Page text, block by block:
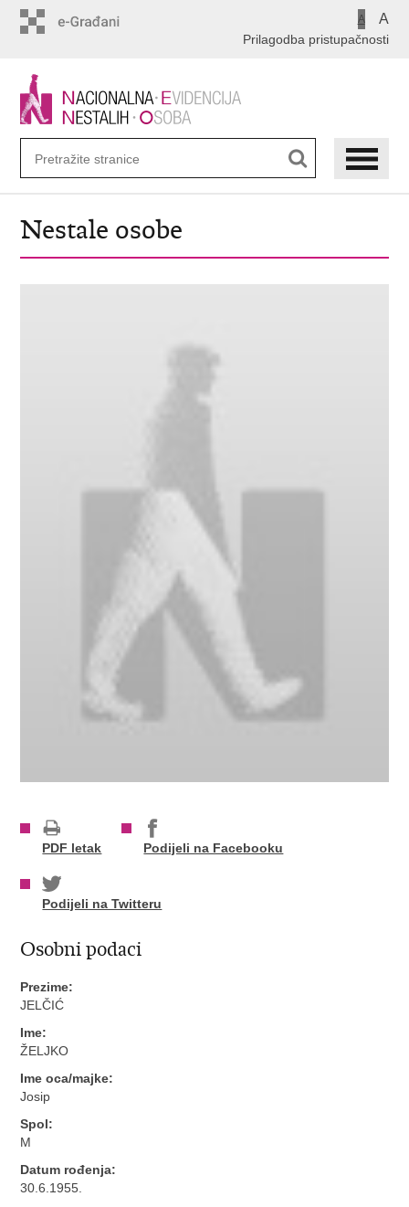
A A
Prilagodba pristupačnosti
Nestale osobe
PDF letak Podijeli na Facebooku
Podijeli na Twitteru
Osobni podaci
Prezime:
JELČIĆ
Ime:
ŽELJKO
Ime oca/majke:
Josip
Spol:
M
Datum rođenja:
30.6.1955.